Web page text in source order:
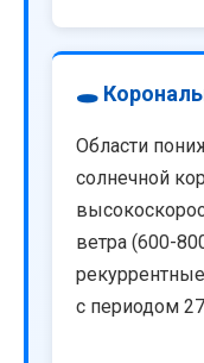
🕳️
Области
солнечной
ветра (600-
с периодом